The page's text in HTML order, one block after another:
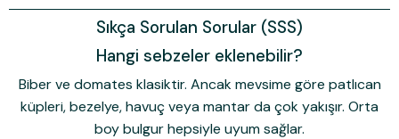
Sıkça Sorulan Sorular (SSS)
Hangi sebzeler eklenebilir?
Biber ve domates klasiktir. Ancak mevsime göre patlıcan
küpleri, bezelye, havuç veya mantar da çok yakışır. Orta
boy bulgur hepsiyle uyum sağlar.